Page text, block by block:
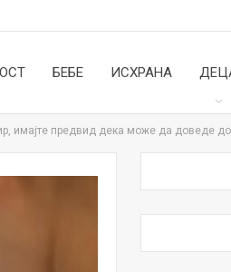
БЕБЕ ИСХРАНА
имајте предвид дека може да доведе до